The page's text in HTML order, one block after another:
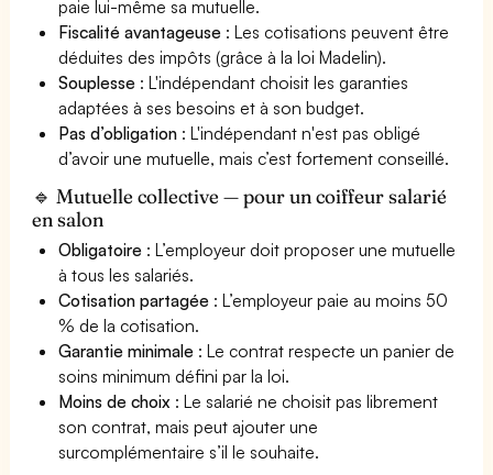
paie lui-même sa mutuelle.
Fiscalité avantageuse : Les cotisations peuvent être
déduites des impôts (grâce à la loi Madelin).
Souplesse : L'indépendant choisit les garanties
adaptées à ses besoins et à son budget.
Pas d’obligation : L'indépendant n'est pas obligé
d’avoir une mutuelle, mais c’est fortement conseillé.
🔹 Mutuelle collective — pour un coiffeur salarié
en salon
Obligatoire : L’employeur doit proposer une mutuelle
à tous les salariés.
Cotisation partagée : L’employeur paie au moins 50
% de la cotisation.
Garantie minimale : Le contrat respecte un panier de
soins minimum défini par la loi.
Moins de choix : Le salarié ne choisit pas librement
son contrat, mais peut ajouter une
surcomplémentaire s’il le souhaite.